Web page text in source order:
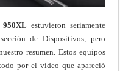
estuvieron seriamente
de Dispositivos, pero
resumen. Estos equipos
por el vídeo que apareció